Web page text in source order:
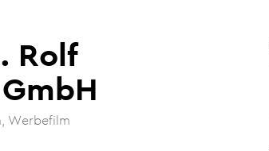
Rolf
Werbefilm